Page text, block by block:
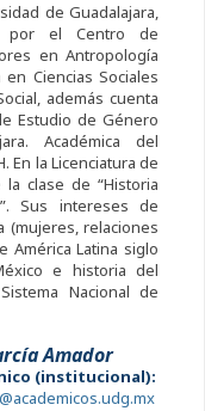
de Guadalajara,
por el Centro de
en Antropología
en Ciencias Sociales
además cuenta
Estudio de Género
Académica del
En la Licenciatura de
la clase de “Historia
Sus intereses de
(mujeres, relaciones
América Latina siglo
e historia del
Nacional de
Amador
(institucional):